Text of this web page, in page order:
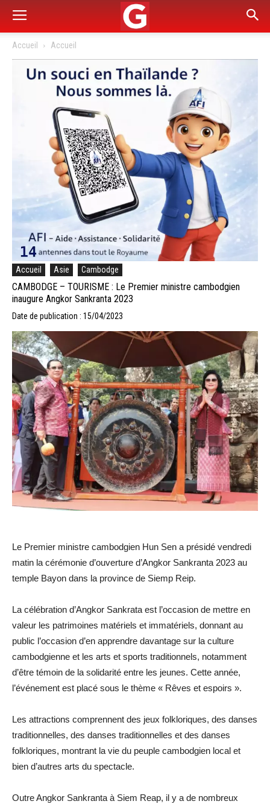
Accueil Accueil
Accueil Asie Cambodge
CAMBODGE – TOURISME : Le Premier ministre cambodgien
inaugure Angkor Sankranta 2023
Date de publication : 15/04/2023
Le Premier ministre cambodgien Hun Sen a présidé vendredi
matin la cérémonie d’ouverture d’Angkor Sankranta 2023 au
temple Bayon dans la province de Siemp Reip.
La célébration d’Angkor Sankrata est l’occasion de mettre en
valeur les patrimoines matériels et immatériels, donnant au
public l’occasion d’en apprendre davantage sur la culture
cambodgienne et les arts et sports traditionnels, notamment
d’être témoin de la solidarité entre les jeunes. Cette année,
l’événement est placé sous le thème « Rêves et espoirs ».
Les attractions comprennent des jeux folkloriques, des danses
traditionnelles, des danses traditionnelles et des danses
folkloriques, montrant la vie du peuple cambodgien local et
bien d’autres arts du spectacle.
Outre Angkor Sankranta à Siem Reap, il y a de nombreux